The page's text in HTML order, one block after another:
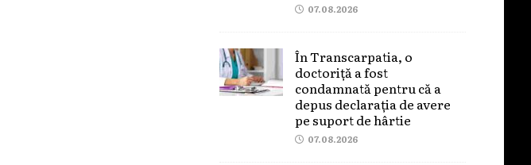
07.08.2026
În Transcarpatia, o
doctoriță a fost
condamnată pentru că a
depus declarația de avere
pe suport de hârtie
07.08.2026